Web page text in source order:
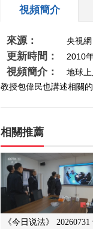
視頻簡介
來源： 央視網
更新時間： 2010
視頻簡介：
地球
教授包偉民也講述相關
相關推薦
《今日说法》 20260731